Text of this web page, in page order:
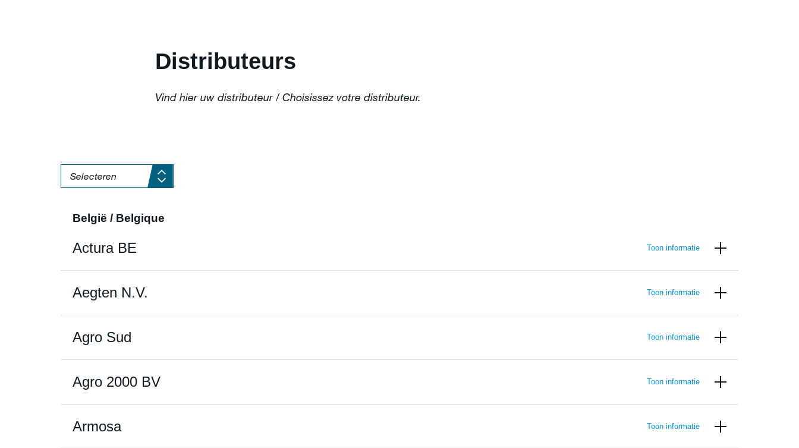
Distributeurs
Vind hier uw distributeur / Choisissez votre distributeur.
België / Belgique
Actura BE Toon informatie
Aegten N.V. Toon informatie
Agro Sud Toon informatie
Agro 2000 BV Toon informatie
Armosa Toon informatie